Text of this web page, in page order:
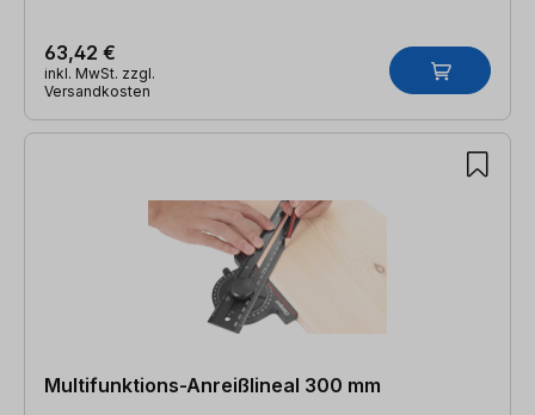
63,42 €
inkl. MwSt. zzgl.
Versandkosten
Multifunktions-Anreißlineal 300 mm